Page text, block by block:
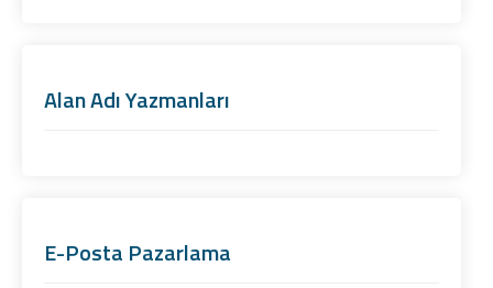
Alan Adı Yazmanları
E-Posta Pazarlama